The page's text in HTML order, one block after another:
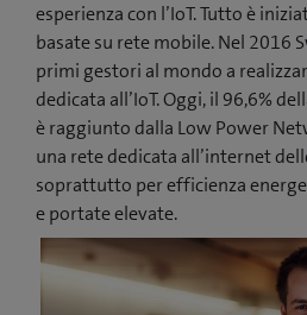
esperienza con l’IoT. Tutto è
basate su rete mobile. Nel 2016
primi gestori al mondo a
dedicata all’IoT. Oggi, il 96,6%
è raggiunto dalla Low Power
una rete dedicata all’internet
soprattutto per efficienza
e portate elevate.